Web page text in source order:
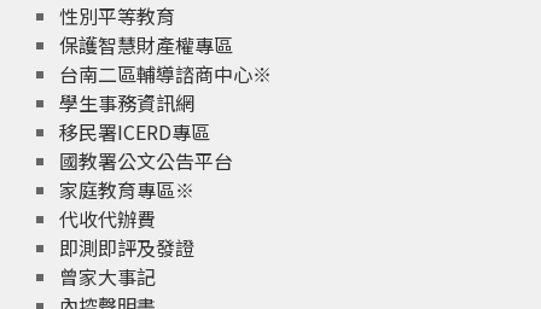
性別平等教育
保護智慧財產權專區
台南二區輔導諮商中心※
學生事務資訊網
移民署ICERD專區
國教署公文公告平台
家庭教育專區※
代收代辦費
即測即評及發證
曾家大事記